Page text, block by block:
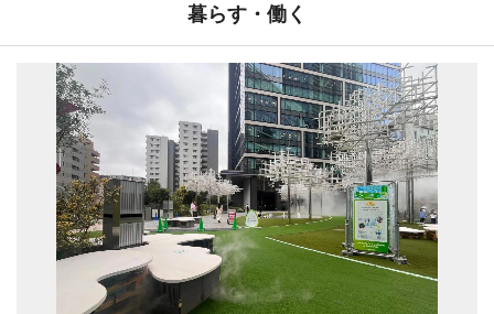
暮らす・働く